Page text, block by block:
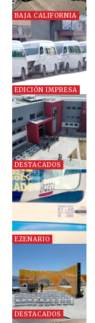
BAJA CALIFORNIA
EDICIÓN IMPRESA
DESTACADOS
EZENARIO
DESTACADOS